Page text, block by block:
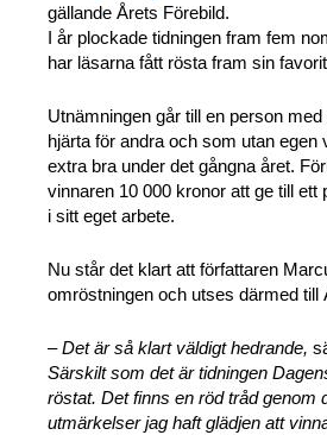
gällande Årets Förebild.
I år plockade tidningen fram fem
har läsarna fått rösta fram sin
Utnämningen går till en person
hjärta för andra och som utan egen
extra bra under det gångna året.
vinnaren 10 000 kronor att ge till ett
i sitt eget arbete.
Nu står det klart att författaren
omröstningen och utses därmed till
– Det är så klart väldigt hedrande,
Särskilt som det är tidningen
röstat. Det finns en röd tråd genom
utmärkelser jag haft glädjen att